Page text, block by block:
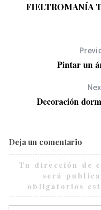
FIELTROMANÍA
Pintar un
Decoración
Deja un comentario
Tu dirección de
será
obligatorios